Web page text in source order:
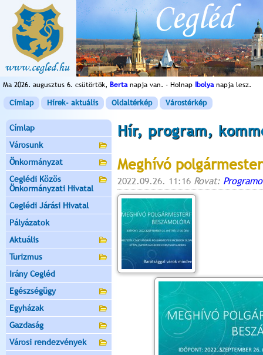
Ma 2026. augusztus 6. csütörtök, Bertanapja van. - Holnap Ibolyanapja lesz.
Címlap Hírek- aktuális Oldaltérkép Várostérkép
Címlap
Városunk
Önkormányzat
Ceglédi Közös
Önkormányzati Hivatal
Ceglédi Járási Hivatal
Pályázatok
Aktuális
Turizmus
Irány Cegléd
Egészségügy
Egyházak
Gazdaság
Városi rendezvények
Hír, program,
Meghívó
2022.09.26. 11:16 Rovat: